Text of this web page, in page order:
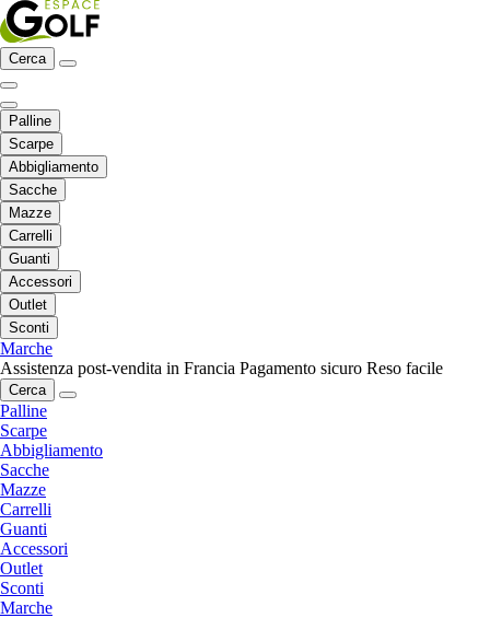
Cerca
Palline
Scarpe
Abbigliamento
Sacche
Mazze
Carrelli
Guanti
Accessori
Outlet
Sconti
Marche
Assistenza post-vendita in Francia Pagamento sicuro Reso facile
Cerca
Palline
Scarpe
Abbigliamento
Sacche
Mazze
Carrelli
Guanti
Accessori
Outlet
Sconti
Marche